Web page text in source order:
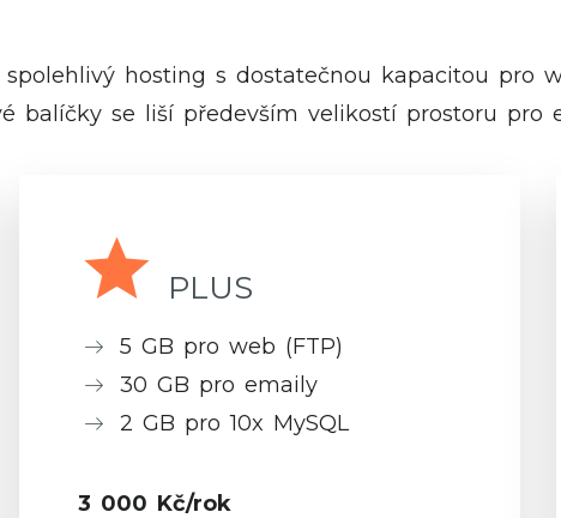
hosting s dostatečnou kapacitou pro
balíčky se liší především velikostí prostoru pro
PLUS
5 GB pro web (FTP)
30 GB pro emaily
2 GB pro 10x MySQL
3 000 Kč/rok